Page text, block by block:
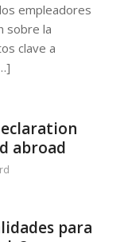
empleadores
sobre la
clave a
abroad
para